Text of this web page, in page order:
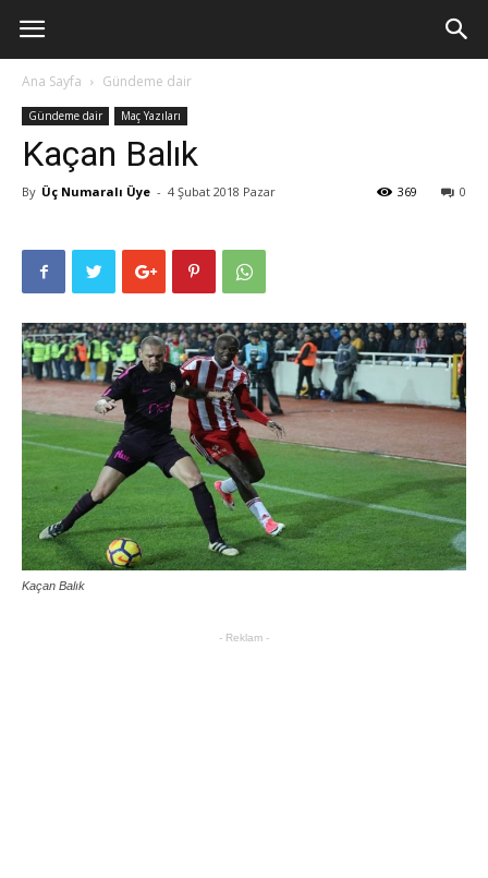
Ana Sayfa Gündeme dair
Gündeme dair Maç Yazıları
Kaçan Balık
By Üç Numaralı Üye - 4 Şubat 2018 Pazar 0
369
Kaçan Balık
- Reklam -